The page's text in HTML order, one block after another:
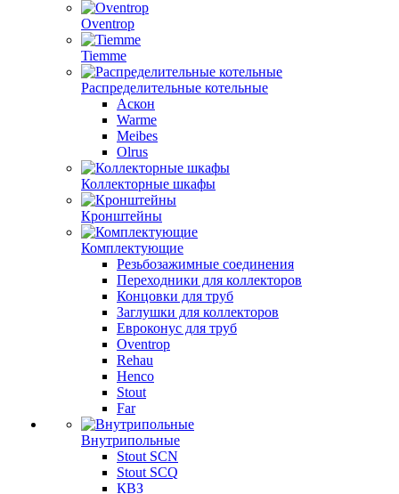
Oventrop
Tiemme
Распределительные котельные
Аскон
Warme
Meibes
Olrus
Коллекторные шкафы
Кронштейны
Комплектующие
Резьбозажимные соединения
Переходники для коллекторов
Концовки для труб
Заглушки для коллекторов
Евроконус для труб
Oventrop
Rehau
Henco
Stout
Far
Внутрипольные
Stout SCN
Stout SCQ
КВЗ